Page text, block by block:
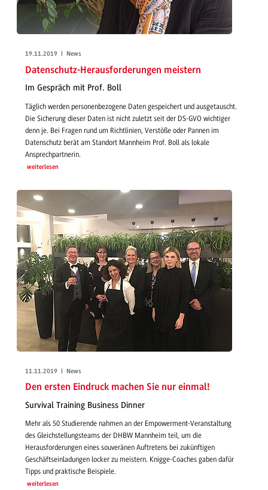
19.11.2019 | News
Datenschutz-Herausforderungen meistern
Im Gespräch mit Prof. Boll
Täglich werden personenbezogene Daten gespeichert und ausgetauscht.
Die Sicherung dieser Daten ist nicht zuletzt seit der DS-GVO wichtiger
denn je. Bei Fragen rund um Richtlinien, Verstöße oder Pannen im
Datenschutz berät am Standort Mannheim Prof. Boll als lokale
Ansprechpartnerin.
weiterlesen
11.11.2019 | News
Den ersten Eindruck machen Sie nur einmal!
Survival Training Business Dinner
Mehr als 50 Studierende nahmen an der Empowerment-Veranstaltung
des Gleichstellungsteams der DHBW Mannheim teil, um die
Herausforderungen eines souveränen Auftretens bei zukünftigen
Geschäftseinladungen locker zu meistern. Knigge-Coaches gaben dafür
Tipps und praktische Beispiele.
weiterlesen